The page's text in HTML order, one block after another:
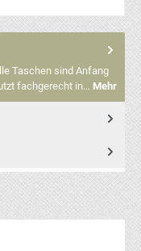
Taschen sind Anfang
fachgerecht in… Mehr